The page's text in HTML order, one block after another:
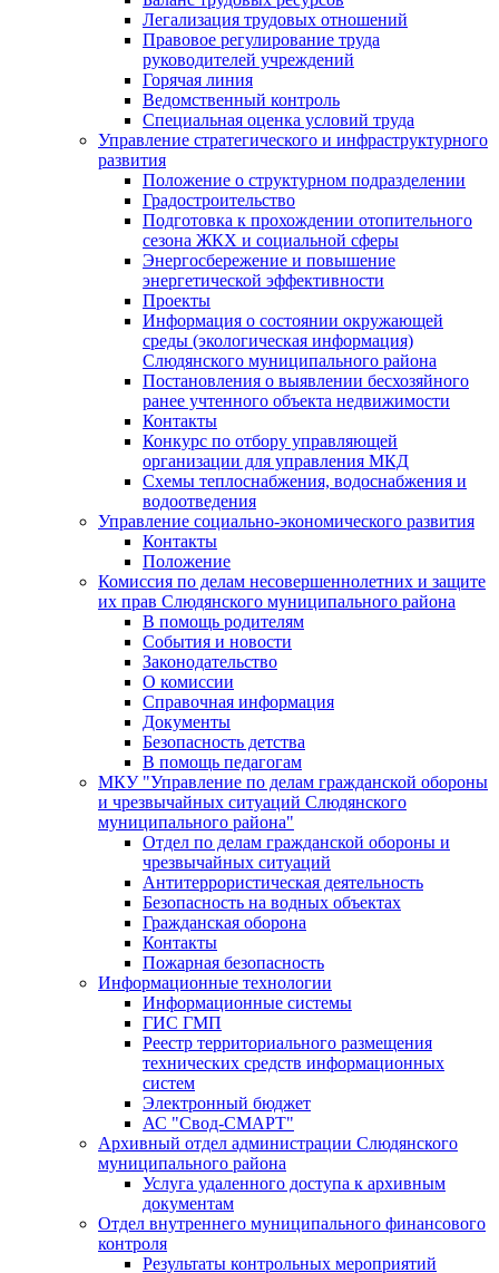
Легализация трудовых отношений
Правовое регулирование труда
руководителей учреждений
Горячая линия
Ведомственный контроль
Специальная оценка условий труда
Управление стратегического и инфраструктурного
развития
Положение о структурном подразделении
Градостроительство
Подготовка к прохождении отопительного
сезона ЖКХ и социальной сферы
Энергосбережение и повышение
энергетической эффективности
Проекты
Информация о состоянии окружающей
среды (экологическая информация)
Слюдянского муниципального района
Постановления о выявлении бесхозяйного
ранее учтенного объекта недвижимости
Контакты
Конкурс по отбору управляющей
организации для управления МКД
Схемы теплоснабжения, водоснабжения и
водоотведения
Управление социально-экономического развития
Контакты
Положение
Комиссия по делам несовершеннолетних и защите
их прав Слюдянского муниципального района
В помощь родителям
События и новости
Законодательство
О комиссии
Справочная информация
Документы
Безопасность детства
В помощь педагогам
МКУ "Управление по делам гражданской обороны
и чрезвычайных ситуаций Слюдянского
муниципального района"
Отдел по делам гражданской обороны и
чрезвычайных ситуаций
Антитеррористическая деятельность
Безопасность на водных объектах
Гражданская оборона
Контакты
Пожарная безопасность
Информационные технологии
Информационные системы
ГИС ГМП
Реестр территориального размещения
технических средств информационных
систем
Электронный бюджет
АС "Свод-СМАРТ"
Архивный отдел администрации Слюдянского
муниципального района
Услуга удаленного доступа к архивным
документам
Отдел внутреннего муниципального финансового
контроля
Результаты контрольных мероприятий